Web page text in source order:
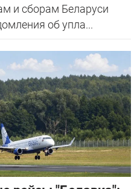
и сборам Беларуси
об упла...